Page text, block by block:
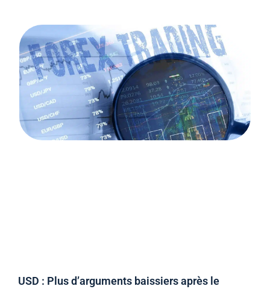
USD : Plus d’arguments baissiers après le